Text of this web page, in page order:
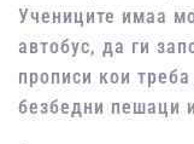
Учениците имаа
автобус, да ги
прописи кои
безбедни пешаци